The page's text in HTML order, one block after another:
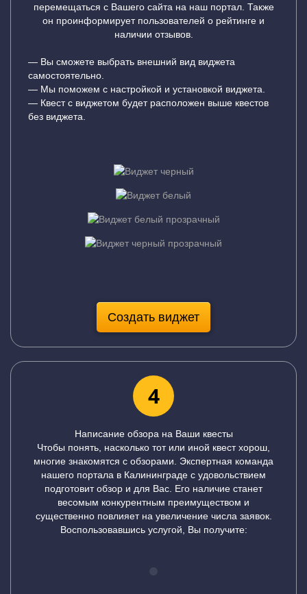
перемещаться с Вашего сайта на наш портал. Также
он проинформирует пользователей о рейтинге и
наличии отзывов.
— Вы сможете выбрать внешний вид виджета
самостоятельно.
— Мы поможем с настройкой и установкой виджета.
— Квест с виджетом будет расположен выше квестов
без виджета.
Создать виджет
4
Написание обзора на Ваши квесты
Чтобы понять, насколько тот или иной квест хорош,
многие знакомятся с обзорами. Экспертная команда
нашего портала в Калининграде с удовольствием
подготовит обзор и для Вас. Его наличие станет
весомым конкурентным преимуществом и
существенно повлияет на увеличение числа заявок.
Воспользовавшись услугой, Вы получите: